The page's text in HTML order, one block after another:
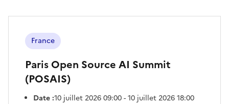
Paris Open Source AI Summit
(POSAIS)
Date :10 juillet 2026 09:00 - 10 juillet 2026 18:00
France